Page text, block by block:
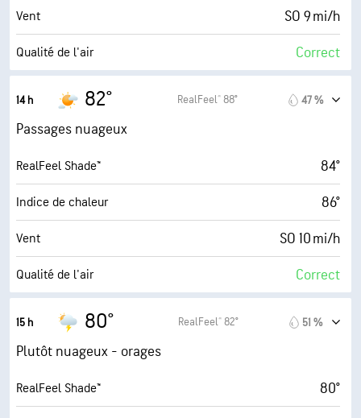
AccuLumen Brightness Index™ 6 (Moyenne)
Couverture nuageuse 70 %
Vent SO 9 mi/h
Qualité de l'air Correct
Indice UV maximal
Rafales
Humidité 76 %
Point de rosée 71° F
AccuLumen Brightness Index™ 6 (Moyenne)
Couverture nuageuse 70 %
14 h 82° RealFeel® 88° 47 %
Passages nuageux
RealFeel Shade™ 84°
Indice de chaleur 86°
Vent SO 10 mi/h
Qualité de l'air Correct
Indice UV maximal
Rafales
Humidité 70 %
15 h 80° RealFeel® 82° 51 %
Plutôt nuageux - orages
RealFeel Shade™ 80°